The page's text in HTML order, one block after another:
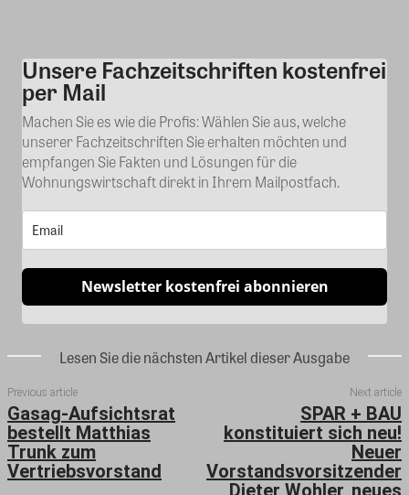
Kommentar
Unsere Fachzeitschriften kostenfrei
per Mail
Machen Sie es wie die Profis: Wählen Sie aus, welche
unserer Fachzeitschriften Sie erhalten möchten und
empfangen Sie Fakten und Lösungen für die
Wohnungswirtschaft direkt in Ihrem Mailpostfach.
Newsletter kostenfrei abonnieren
Lesen Sie die nächsten Artikel dieser Ausgabe
Previous article
Gasag-Aufsichtsrat
bestellt Matthias
Trunk zum
Vertriebsvorstand
Next article
SPAR + BAU
konstituiert sich neu!
Neuer
Vorstandsvorsitzender
Dieter Wohler, neues